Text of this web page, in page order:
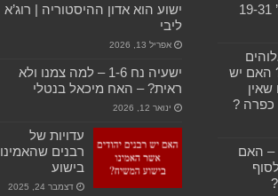
האם יש
כפרה ?
– האם
ישוע הוא אדון ההיסטוריה | רוג’א
ליבי
אפריל 13, 2026
ישעיה נח 1-6 – למה צמנו ולא
ראית? – האח מיכאל בנטלי
ינואר 12, 2026
עדויות של
רבנים שהאמינו
בישוע
דצמבר 24, 2025